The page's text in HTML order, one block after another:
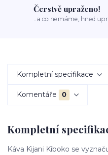
Čerstvě upraženo!
..a co nemáme, hned
Kompletní specifikace
Komentáře 0
Kompletní
Káva Kijani Kiboko se